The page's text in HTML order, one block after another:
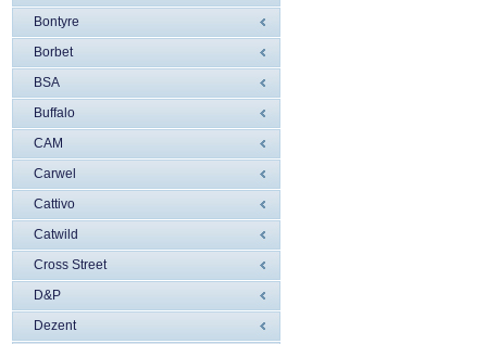
Bontyre
Borbet
BSA
Buffalo
CAM
Carwel
Cattivo
Catwild
Cross Street
D&P
Dezent